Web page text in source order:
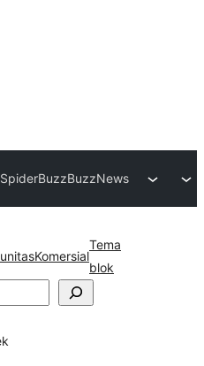
BuzzNews
Komersial
Tema
blok